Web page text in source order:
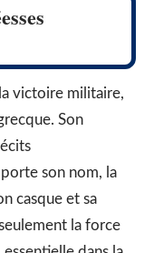
victoire militaire,
Son
son nom, la
casque et sa
la force